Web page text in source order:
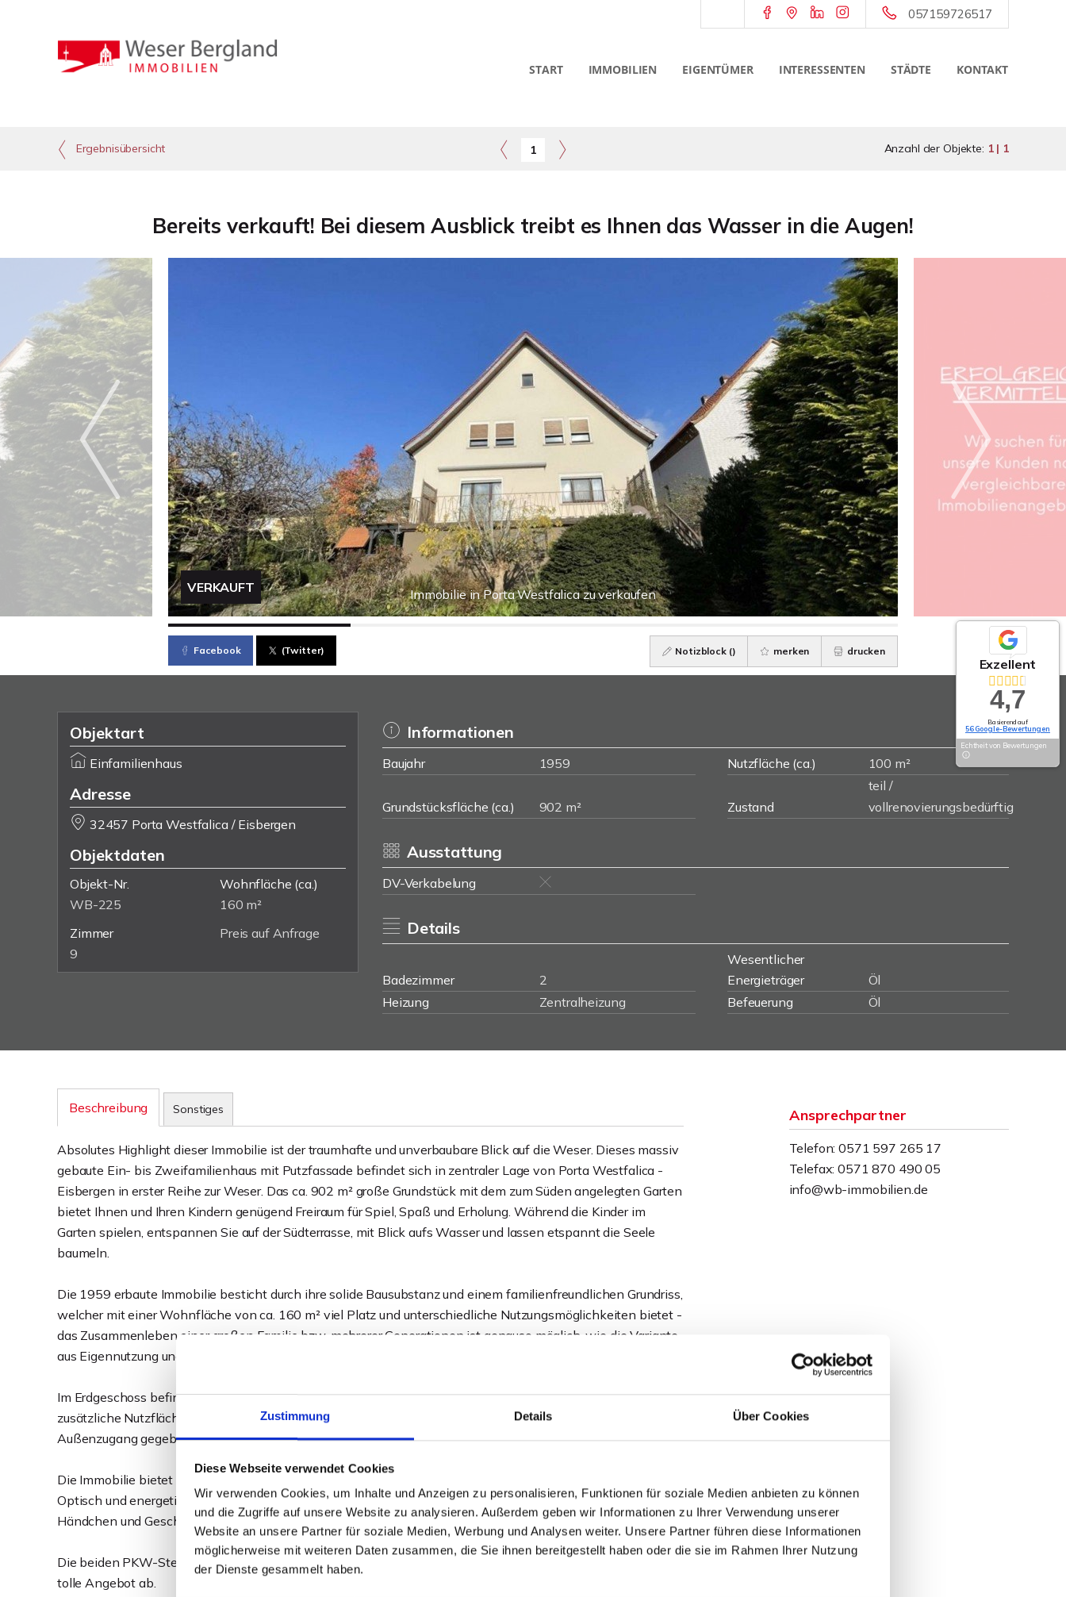
Zustimmung Details Über Cookies
Diese Webseite verwendet Cookies
Wir verwenden Cookies, um Inhalte und Anzeigen zu personalisieren, Funktionen für soziale Medien anbieten zu können
und die Zugriffe auf unsere Website zu analysieren. Außerdem geben wir Informationen zu Ihrer Verwendung unserer
Website an unsere Partner für soziale Medien, Werbung und Analysen weiter. Unsere Partner führen diese Informationen
möglicherweise mit weiteren Daten zusammen, die Sie ihnen bereitgestellt haben oder die sie im Rahmen Ihrer Nutzung
der Dienste gesammelt haben.
057159726517
START IMMOBILIEN EIGENTÜMER INTERESSENTEN STÄDTE KONTAKT
Ergebnisübersicht 1 Anzahl der Objekte: 1 | 1
Bereits verkauft! Bei diesem Ausblick treibt es Ihnen das Wasser in die Augen!
Immobilie in Porta Westfalica zu verkaufen
VERKAUFT
Facebook (Twitter) Notizblock () merken drucken
Objektart
Einfamilienhaus
Adresse
32457 Porta Westfalica / Eisbergen
Objektdaten
Objekt-Nr.
WB-225
Wohnfläche (ca.)
160 m²
Zimmer
9
Preis auf Anfrage
Informationen
Baujahr 1959 Nutzfläche (ca.) 100 m²
Grundstücksfläche (ca.) 902 m² Zustand
teil /
vollrenovierungsbedürftig
Ausstattung
DV-Verkabelung
Details
Badezimmer 2
Wesentlicher
Energieträger
Öl
Heizung
Zentralheizung Befeuerung Öl
Beschreibung Sonstiges
Absolutes Highlight dieser Immobilie ist der traumhafte und unverbaubare Blick auf die Weser. Dieses massiv
gebaute Ein- bis Zweifamilienhaus mit Putzfassade befindet sich in zentraler Lage von Porta Westfalica -
Eisbergen in erster Reihe zur Weser. Das ca. 902 m² große Grundstück mit dem zum Süden angelegten Garten
bietet Ihnen und Ihren Kindern genügend Freiraum für Spiel, Spaß und Erholung. Während die Kinder im
Garten spielen, entspannen Sie auf der Südterrasse, mit Blick aufs Wasser und lassen etspannt die Seele
baumeln.
Die 1959 erbaute Immobilie besticht durch ihre solide Bausubstanz und einem familienfreundlichen Grundriss,
welcher mit einer Wohnfläche von ca. 160 m² viel Platz und unterschiedliche Nutzungsmöglichkeiten bietet -
das Zusammenleben einer großen Familie bzw. mehrerer Generationen ist genauso möglich, wie die Variante
aus Eigennutzung und Vermietung.
Im Erdgeschoss befinden sich aktuell vier Zimmer, Küche und Bad; im 1. Obergeschoss fünf Zimmer plus Bad -
zusätzliche Nutzfläche sind durch den begehbaren Dachboden und den Vollkeller mit separatem
Außenzugang gegeben.
Die Immobilie bietet ideale Voraussetzung für die Verwirklichung Ihrer Wohnträume, direkt am Wasser.
Optisch und energetisch hat die Immobilie noch viel Potential, sodass Sie sie mit Geschick, einem guten
Händchen und Geschmack wieder in neuem Glanz erstrahlen lassen werden.
Die beiden PKW-Stellplätze in Garage bzw. Carport sowie der zur Weser ausgerichtete Balkon runden dieses
tolle Angebot ab.
Ansprechpartner
Telefon: 0571 597 265 17
Telefax: 0571 870 490 05
info@wb-immobilien.de
Exzellent
4,7
Basierend auf
56 Google-Bewertungen
Echtheit von Bewertungen